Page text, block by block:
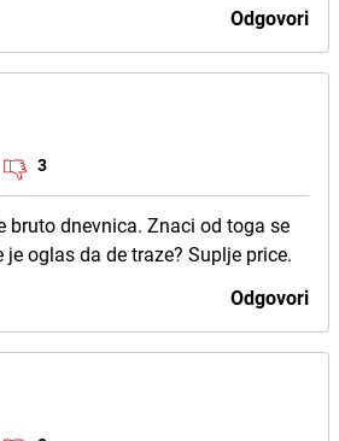
Odgovori
3
bruto dnevnica. Znaci od toga se
oglas da de traze? Suplje price.
Odgovori